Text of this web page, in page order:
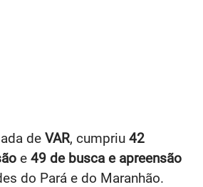
de VAR, cumpriu 42
e 49 de busca e apreensão
do Pará e do Maranhão.